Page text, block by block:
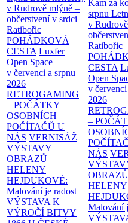
v Rudrově mlýně –
občerstvení v srdci
Ratibořic
POHÁDKOVÁ
CESTA Luxfer
Open Space
v červenci a srpnu
2026
RETROGAMING
– POČÁTKY
OSOBNÍCH
POČÍTAČŮ U
NÁS VERNISÁŽ
VÝSTAVY
OBRAZŮ
HELENY
HEJDUKOVÉ:
Malování je radost
VÝSTAVA K
VÝROČÍ BITVY
Kam za
srpnu
v
Ratibořic
CESTA
Open
v
2026
–
NÁS
OBRAZŮ
HELENY
Malování